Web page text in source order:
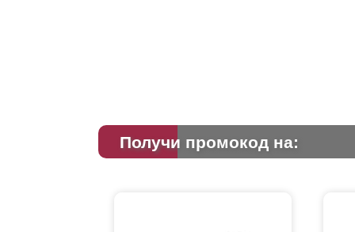
Получи промокод на: